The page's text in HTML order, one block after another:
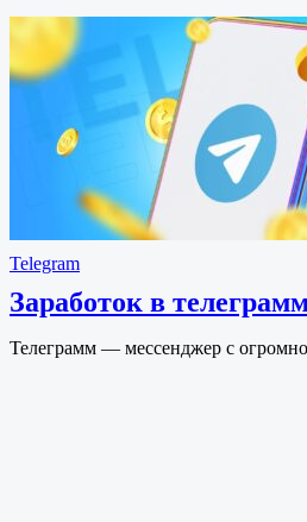
Telegram
Заработок в
Телеграмм — мессенджер с